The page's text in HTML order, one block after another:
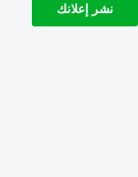
نشر إعلانك